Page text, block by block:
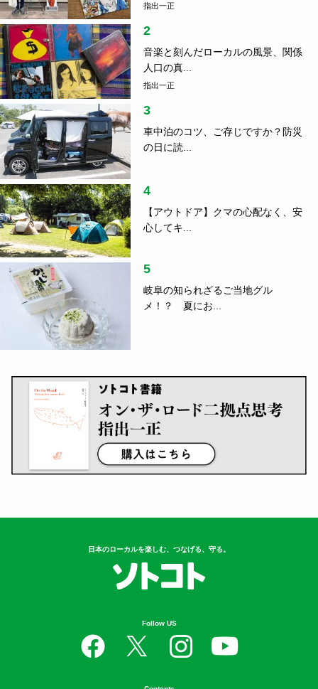
指出一正
2
音楽と刻んだローカルの風景、関係
人口の真...
指出一正
3
車中泊のコツ、ご存じですか？防災
の日に読...
4
【アウトドア】クマの心配なく、安
心してキ...
5
岐阜の知られざるご当地グル
メ！？ 夏にお...
日本のローカルを楽しむ、つなげる、守る。
Follow US